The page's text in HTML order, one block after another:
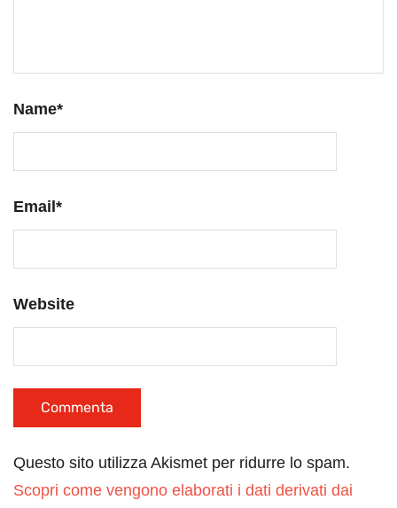
Name*
Email *
Website
Questo sito utilizza Akismet per ridurre lo spam.
Scopri come vengono elaborati i dati derivati dai